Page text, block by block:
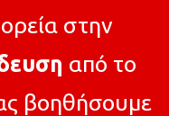
στην
από το
βοηθήσουμε